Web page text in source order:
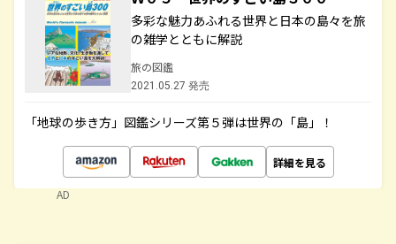
多彩な魅力あふれる世界と日本の島々を旅
の雑学とともに解説
旅の図鑑
2021.05.27 発売
「地球の歩き方」図鑑シリーズ第５弾は世界の「島」！
詳細を見る
AD